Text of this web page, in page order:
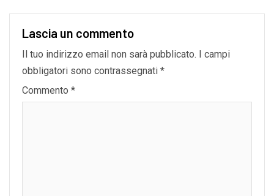
Lascia un commento
Il tuo indirizzo email non sarà pubblicato. I campi
obbligatori sono contrassegnati *
Commento *